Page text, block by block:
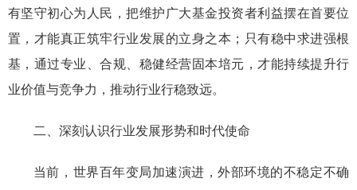
有坚守初心为人民，把维护广大基金投资者利益摆在首要位
置， 才能真正筑牢行业发展的立身之本；只有稳中求进强根
基，通过专业、合规、稳健经营固本培元，才能持续提升行
业价值与竞争力 ，推动行业行稳致远。
二、深刻认识行业发展形势和时代使命
当前，世界百年变局加速演进，外部环境的不稳定不确